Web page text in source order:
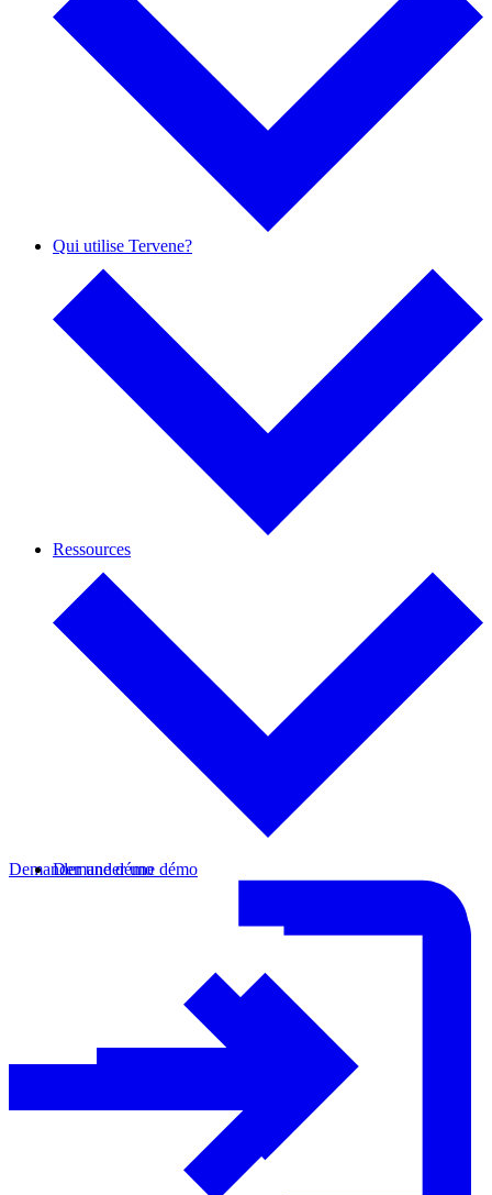
Qui utilise Tervene?
Ressources
Demander une démo
Demander une démo